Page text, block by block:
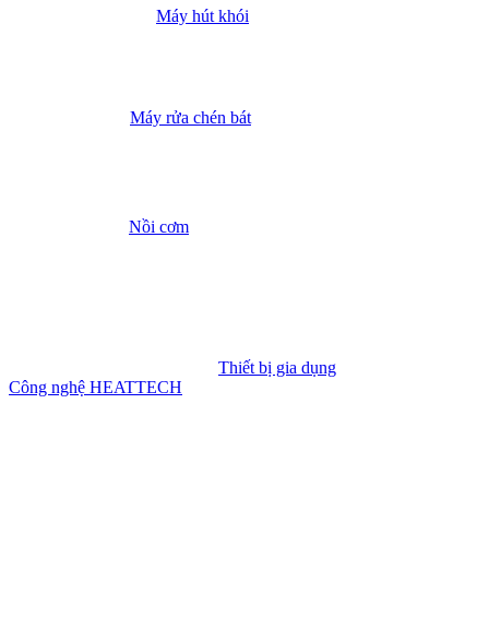
Máy hút khói
Máy rửa chén bát
Nồi cơm
Thiết bị gia dụng
Công nghệ HEATTECH